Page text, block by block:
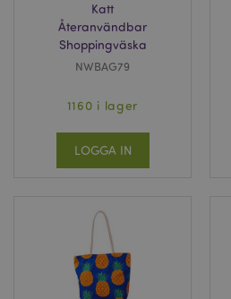
Katt
Återanvändbar
Shoppingväska
NWBAG79
1160 i lager
LOGGA IN